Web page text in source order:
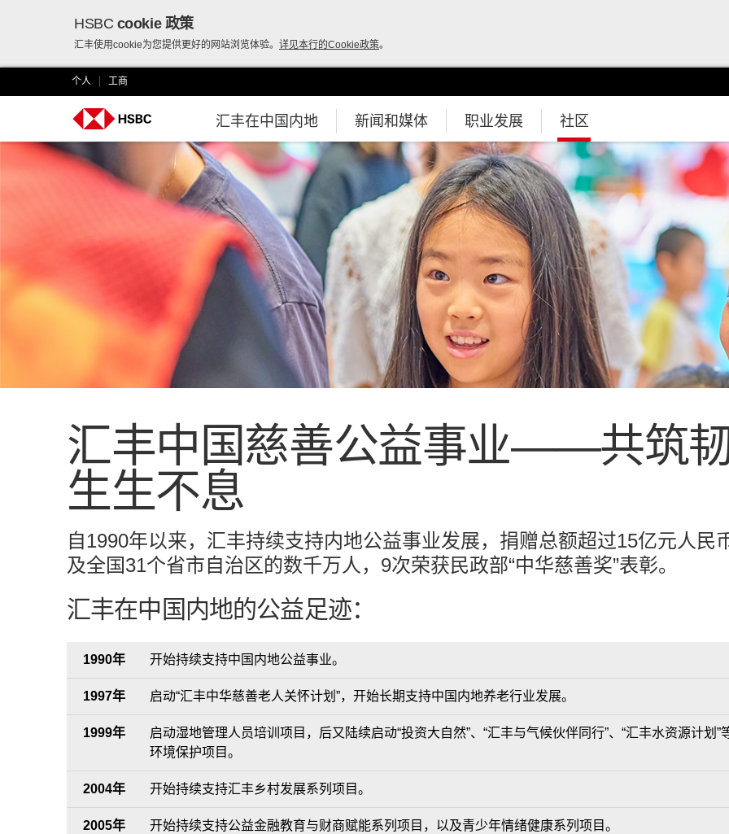
HSBC cookie 政策
汇丰使用cookie为您提供更好的网站浏览体验。 详见本行的Cookie政策。
Skip to: Main content Language selector
个人 工商
汇丰在中国内地 新闻和媒体 职业发展 社区
汇丰中国慈善公益事业——共筑
生生不息
自1990年以来，汇丰持续支持内地公益事业发展，捐赠总额超过15亿元人民
及全国31个省市自治区的数千万人，9次荣获民政部“中华慈善奖”表彰。
汇丰在中国内地的公益足迹：
1990年 开始持续支持中国内地公益事业。
1997年 启动“汇丰中华慈善老人关怀计划”，开始长期支持中国内地养老行业发展。
1999年
启动湿地管理人员培训项目，后又陆续启动“投资大自然”、“汇丰与气候伙伴同行”、“汇丰水资源计划”
环境保护项目。
2004年 开始持续支持汇丰乡村发展系列项目。
2005年 开始持续支持公益金融教育与财商赋能系列项目，以及青少年情绪健康系列项目。